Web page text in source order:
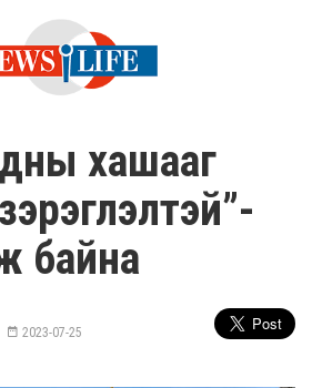
хашааг
байна
2023-07-25